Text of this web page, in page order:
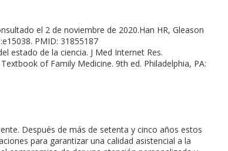
el 2 de noviembre de 2020.Han HR, Gleason
PMID: 31855187
estado de la ciencia. J Med Internet Res.
of Family Medicine. 9th ed. Philadelphia, PA:
Después de más de setenta y cinco años estos
para garantizar una calidad asistencial a la